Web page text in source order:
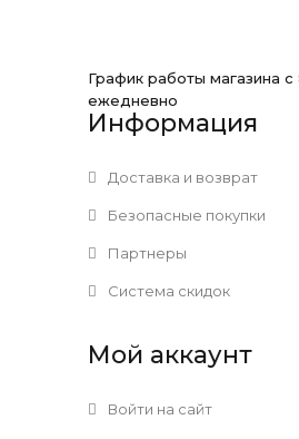
График работы магазина с
ежедневно
Информация
Доставка и возврат
Безопасные покупки
Партнеры
Система скидок
Мой аккаунт
Войти на сайт